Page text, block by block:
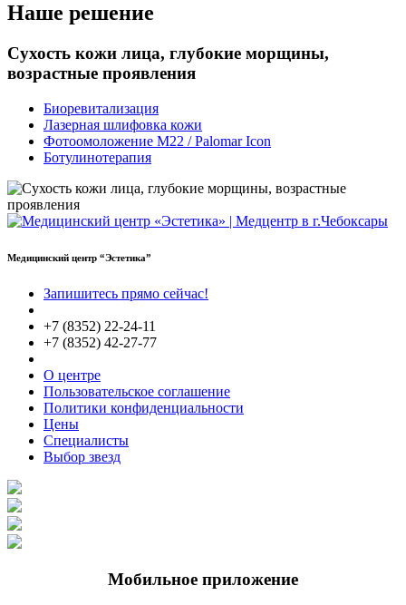
Наше решение
Сухость кожи лица, глубокие морщины,
возрастные проявления
Биоревитализация
Лазерная шлифовка кожи
Фотоомоложение M22 / Palomar Icon
Ботулинотерапия
Медицинский центр “Эстетика”
Запишитесь прямо сейчас!
+7 (8352) 22-24-11
+7 (8352) 42-27-77
О центре
Пользовательское соглашение
Политики конфиденциальности
Цены
Специалисты
Выбор звезд
Мобильное приложение